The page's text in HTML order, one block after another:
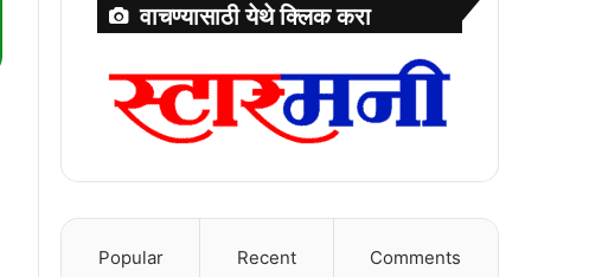
वाचण्यासाठी येथे क्लिक करा
Popular Recent Comments